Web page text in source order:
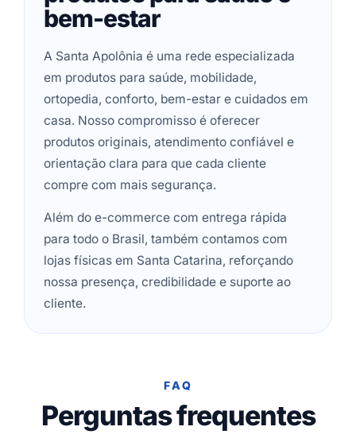
bem-estar
A Santa Apolônia é uma rede especializada
em produtos para saúde, mobilidade,
ortopedia, conforto, bem-estar e cuidados em
casa. Nosso compromisso é oferecer
produtos originais, atendimento confiável e
orientação clara para que cada cliente
compre com mais segurança.
Além do e-commerce com entrega rápida
para todo o Brasil, também contamos com
lojas físicas em Santa Catarina, reforçando
nossa presença, credibilidade e suporte ao
cliente.
FAQ
Perguntas frequentes